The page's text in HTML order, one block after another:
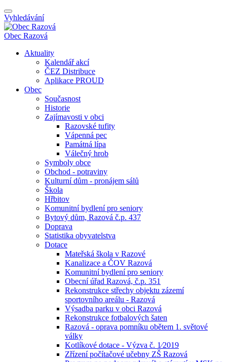
Vyhledávání
Obec Razová
Aktuality
Kalendář akcí
ČEZ Distribuce
Aplikace PROUD
Obec
Současnost
Historie
Zajímavosti v obci
Razovské tufity
Vápenná pec
Památná lípa
Válečný hrob
Symboly obce
Obchod - potraviny
Kulturní dům - pronájem sálů
Škola
Hřbitov
Komunitní bydlení pro seniory
Bytový dům, Razová č.p. 437
Doprava
Statistika obyvatelstva
Dotace
Mateřská škola v Razové
Kanalizace a ČOV Razová
Komunitní bydlení pro seniory
Obecní úřad Razová, č.p. 351
Rekonstrukce střechy objektu zázemí
sportovního areálu - Razová
Výsadba parku v obci Razová
Rekonstrukce fotbalových šaten
Razová - oprava pomníku obětem 1. světové
války
Kotlíkové dotace - Výzva č. 1⁄2019
Zřízení počítačové učebny ZŠ Razová